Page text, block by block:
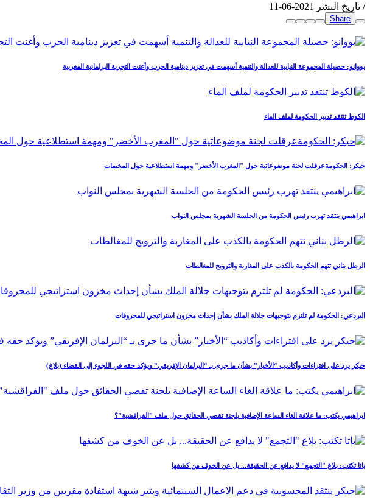
/ تاريخ النشر 2021-06-11
Share
بووانو: حصيلة المجموعة النيابية للعدالة والتنمية أسهمت في تعزيز دينامية الحزب وأغنت التجربة البرلمانية المغربية
الكوط تنتقد تدبير الحكومة لملف الماء
حيكر: الحكومةعرقلت لجنة موضوعاتية حول "المغرب الأخضر" ومهمة استطلاعية حول المخيمات
ابراهيمي ينتقد تهرب رئيس الحكومة من الجلسة الشهرية بمجلس النواب
الرطل بناني تتهم الحكومة بالكذب على المغاربة والترويج للمغالطات
البردعي: الحكومة لم تلتزم بتوجيهات جلالة الملك بشأن إحداث مخزون استراتيجي للمحروقات
حيكر يرد على افتراءات وأكاذيب “الأخبار” بشأن ما جرى بـ “البرلمان الإفريقي” ويؤكد حقه في اللجوء إلى القضاء (بلاغ)
ابراهيمي يكتب: ما علاقة الغاء الساعة الإضافية بلجنة تقصي الحقائق حول ملف "الفراقشية"؟
باتا تكتب: بلاغ "التجمع" لا يدافع عن الحقيقة... بل عن الخوف من كشفها